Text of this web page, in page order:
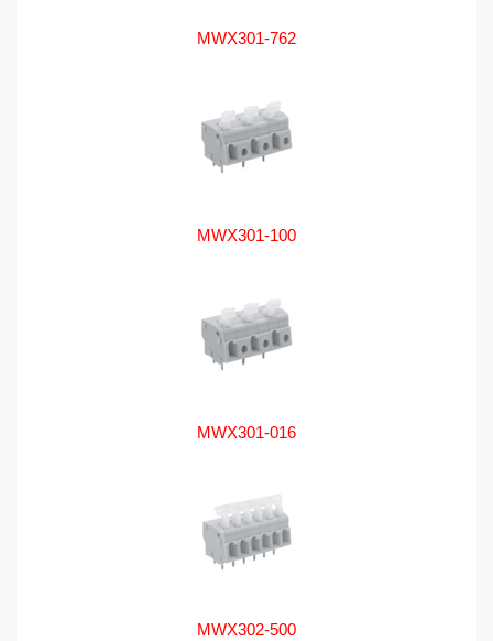
MWX301-762
MWX301-100
MWX301-016
MWX302-500